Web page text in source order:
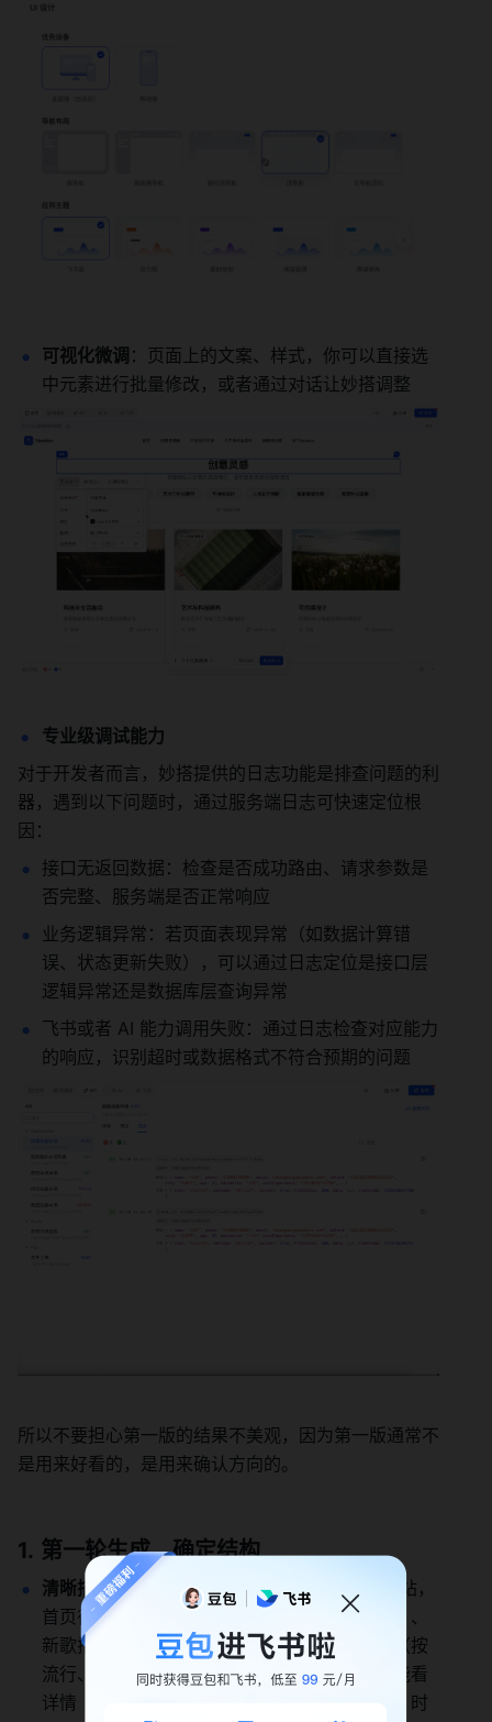
可视化微调 ：页面上的文案、样式，你可以直接选
中元素进行批量修改，或者通过对话让妙搭调整
专业级调试能力
对于开发者而言，妙搭提供的日志功能是排查问题的利
器，遇到以下问题时，通过服务端日志可快速定位根
因：
接口无返回数据：检查是否成功路由、请求参数是
否完整、服务端是否正常响应
业务逻辑异常：若页面表现异常（如数据计算错
误、状态更新失败），可以通过日志定位是接口层
逻辑异常还是数据库层查询异常
飞书或者 AI 能力调用失败：通过日志检查对应能力
的响应，识别超时或数据格式不符合预期的问题
所以不要担心第一版的结果不美观，因为第一版通常不
是用来好看的，是用来确认方向的。
第一轮生成，确定结构
清晰描述结构
：模板句式：“我要个音乐播放网站，
首页得有轮播图（展示热门歌单 / 新专辑预告）、
新歌推荐区、热门歌单专区；点进去能看分类（按
流行、摇滚、古典、民谣分），点歌曲 / 专辑能看
详情（带专辑封面图、带歌曲信息表（含歌手 / 时